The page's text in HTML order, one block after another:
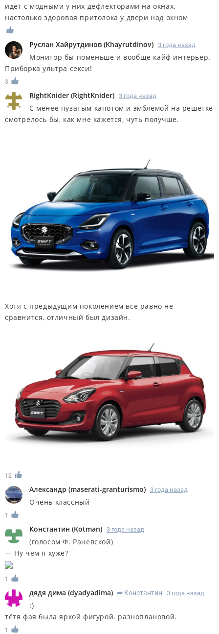
идет с модными у них дефлекторами на окнах,
настолько здоровая притолока у двери над окном
Руслан Хайрутдинов (Khayrutdinov) 3 года назад
Монитор бы поменьше и вообще кайф интерьер.
Приборка ультра секси!
3
RightKnider (RightKnider) 3 года назад
С менее пузатым капотом и эмблемой на решетке
смотрелось бы, как мне кажется, чуть получше.
Хотя с предыдущим поколением все равно не
сравнится, отличный был дизайн.
12
Александр (maserati-granturismo) 3 года назад
Очень классный
1
Константин (Kotman) 3 года назад
(голосом Ф. Раневской)
— Ну чем я хуже?
1
дядя дима (dyadyadima) R Константин 3 года назад
:)
тётя фая была яркой фигурой. разноплановой.
1